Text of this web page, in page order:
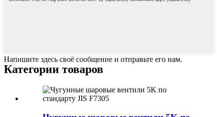
Напишите здесь своё сообщение и отправьте его нам.
Категории товаров